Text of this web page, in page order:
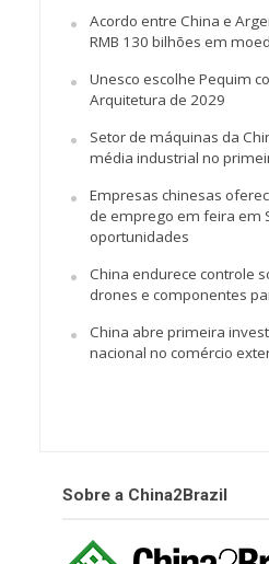
Acordo entre China e
RMB 130 bilhões em
Unesco escolhe Pequim
Arquitetura de 2029
Setor de máquinas da
média industrial no
Empresas chinesas
de emprego em feira em
oportunidades
China endurece controle
drones e componentes
China abre primeira
nacional no comércio
Sobre a China2Brazil